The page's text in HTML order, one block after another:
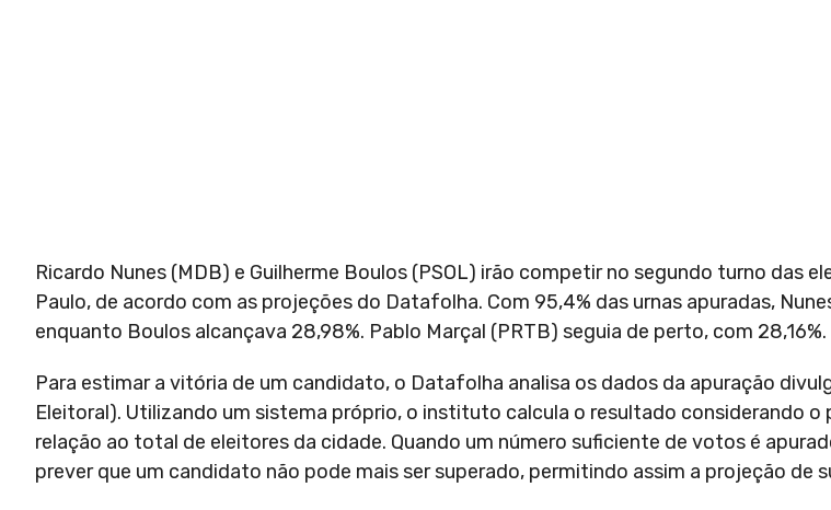
Ricardo Nunes (MDB) e Guilherme Boulos (PSOL) irão competir no segundo turno das
Paulo, de acordo com as projeções do Datafolha. Com 95,4% das urnas apuradas,
enquanto Boulos alcançava 28,98%. Pablo Marçal (PRTB) seguia de perto, com 28,16%.
Para estimar a vitória de um candidato, o Datafolha analisa os dados da apuração
Eleitoral). Utilizando um sistema próprio, o instituto calcula o resultado considerando o
relação ao total de eleitores da cidade. Quando um número suficiente de votos é
prever que um candidato não pode mais ser superado, permitindo assim a projeção de